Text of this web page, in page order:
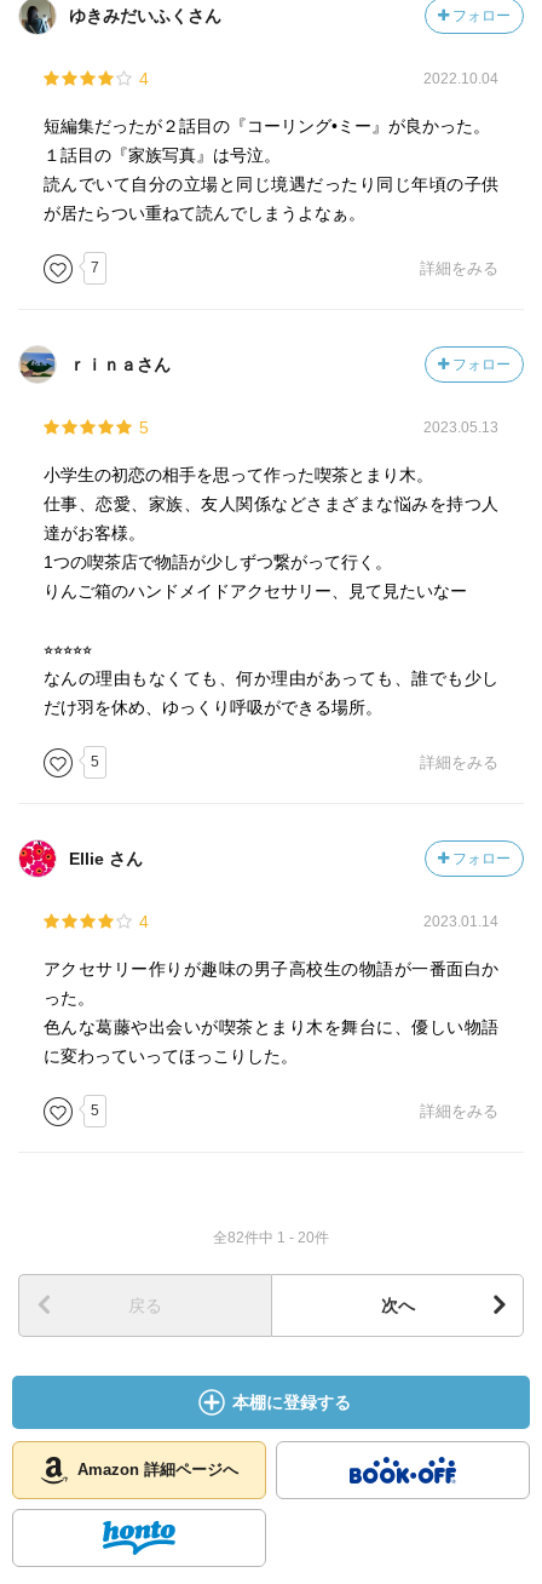
ゆきみだいふくさん フォロー
4 2022.10.04
短編集だったが２話目の『コーリング•ミー』が良かった。
１話目の『家族写真』は号泣。
読んでいて自分の立場と同じ境遇だったり同じ年頃の子供
が居たらつい重ねて読んでしまうよなぁ。
7 詳細をみる
ｒｉｎａさん フォロー
5 2023.05.13
小学生の初恋の相手を思って作った喫茶とまり木。
仕事、恋愛、家族、友人関係などさまざまな悩みを持つ人
達がお客様。
1つの喫茶店で物語が少しずつ繋がって行く。
りんご箱のハンドメイドアクセサリー、見て見たいなー
⭐︎⭐︎⭐︎⭐︎⭐︎
なんの理由もなくても、何か理由があっても、誰でも少し
だけ羽を休め、ゆっくり呼吸ができる場所。
5 詳細をみる
Ellie さん フォロー
4 2023.01.14
アクセサリー作りが趣味の男子高校生の物語が一番面白か
った。
色んな葛藤や出会いが喫茶とまり木を舞台に、優しい物語
に変わっていってほっこりした。
5 詳細をみる
全82件中 1 - 20件
戻る 次へ
本棚に登録する
Amazon 詳細ページへ